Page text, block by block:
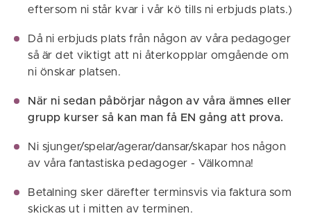
eftersom ni står kvar i vår kö tills ni erbjuds plats.)
Då ni erbjuds plats från någon av våra pedagoger
så är det viktigt att ni återkopplar omgående om
ni önskar platsen.
När ni sedan påbörjar någon av våra ämnes eller
grupp kurser så kan man få EN gång att prova.
Ni sjunger/spelar/agerar/dansar/skapar hos någon
av våra fantastiska pedagoger - Välkomna!
Betalning sker därefter terminsvis via faktura som
skickas ut i mitten av terminen.